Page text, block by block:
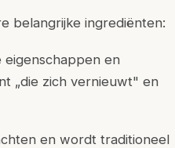
belangrijke ingrediënten:
en
„die zich vernieuwt" en
en wordt traditioneel